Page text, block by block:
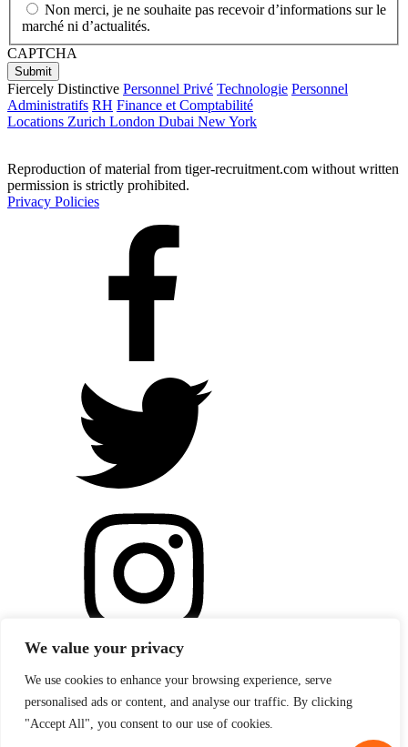
We value your privacy
We use cookies to enhance your browsing experience, serve
personalised ads or content, and analyse our traffic. By clicking
"Accept All", you consent to our use of cookies.
Non merci, je ne souhaite pas recevoir d’informations sur le
marché ni d’actualités.
CAPTCHA
Fiercely Distinctive Personnel Privé Technologie Personnel
Administratifs RH Finance et Comptabilité
Locations Zurich London Dubai New York
Reproduction of material from tiger-recruitment.com without written
permission is strictly prohibited.
Privacy Policies